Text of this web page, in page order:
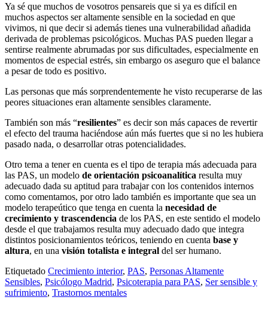
Ya sé que muchos de vosotros pensareis que si ya es difícil en
muchos aspectos ser altamente sensible en la sociedad en que
vivimos, ni que decir si además tienes una vulnerabilidad añadida
derivada de problemas psicológicos. Muchas PAS pueden llegar a
sentirse realmente abrumadas por sus dificultades, especialmente en
momentos de especial estrés, sin embargo os aseguro que el balance
a pesar de todo es positivo.
Las personas que más sorprendentemente he visto recuperarse de las
peores situaciones eran altamente sensibles claramente.
También son más “resilientes” es decir son más capaces de revertir
el efecto del trauma haciéndose aún más fuertes que si no les hubiera
pasado nada, o desarrollar otras potencialidades.
Otro tema a tener en cuenta es el tipo de terapia más adecuada para
las PAS, un modelo de orientación psicoanalítica resulta muy
adecuado dada su aptitud para trabajar con los contenidos internos
como comentamos, por otro lado también es importante que sea un
modelo terapeútico que tenga en cuenta la necesidad de
crecimiento y trascendencia de los PAS, en este sentido el modelo
desde el que trabajamos resulta muy adecuado dado que integra
distintos posicionamientos teóricos, teniendo en cuenta base y
altura, en una visión totalista e integral del ser humano.
Etiquetado Crecimiento interior, PAS, Personas Altamente
Sensibles, Psicólogo Madrid, Psicoterapia para PAS, Ser sensible y
sufrimiento, Trastornos mentales